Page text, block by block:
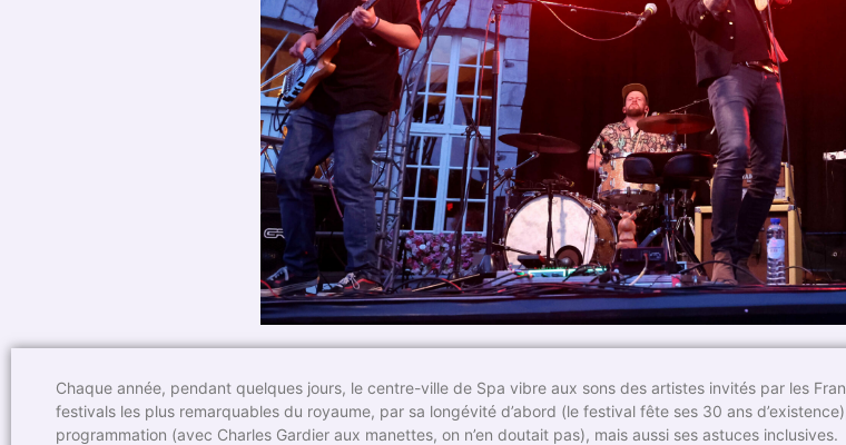
Chaque année, pendant quelques jours, le centre-ville de Spa vibre aux sons des artistes invités par les
festivals les plus remarquables du royaume, par sa longévité d’abord (le festival fête ses 30 ans
programmation (avec Charles Gardier aux manettes, on n’en doutait pas), mais aussi ses astuces inclusives.